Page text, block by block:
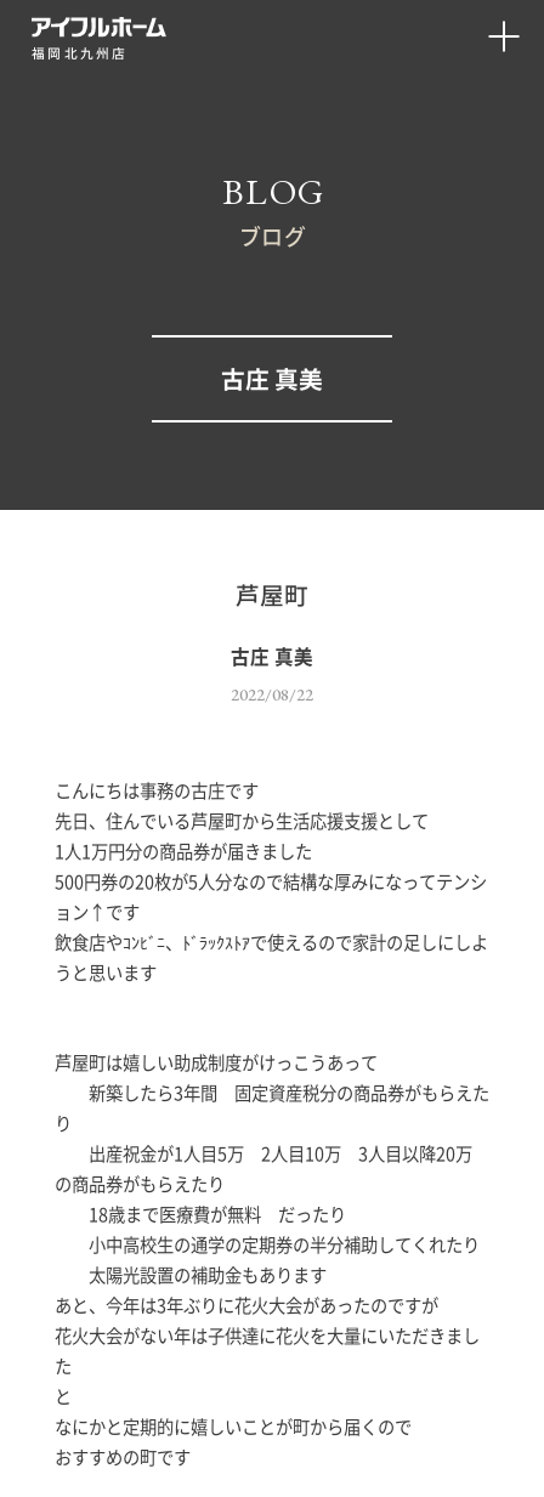
福岡北九州店
BLOG
ブログ
古庄 真美
芦屋町
古庄 真美
2022/08/22
こんにちは事務の古庄です
先日、住んでいる芦屋町から生活応援支援として
1人1万円分の商品券が届きました
500円券の20枚が5人分なので結構な厚みになってテンシ
ョン↑です
飲食店やｺﾝﾋﾞﾆ、ﾄﾞﾗｯｸｽﾄｱで使えるので家計の足しにしよ
うと思います
芦屋町は嬉しい助成制度がけっこうあって
新築したら3年間 固定資産税分の商品券がもらえた
り
出産祝金が1人目5万 2人目10万 3人目以降20万
の商品券がもらえたり
18歳まで医療費が無料 だったり
小中高校生の通学の定期券の半分補助してくれたり
太陽光設置の補助金もあります
あと、今年は3年ぶりに花火大会があったのですが
花火大会がない年は子供達に花火を大量にいただきまし
た
と
なにかと定期的に嬉しいことが町から届くので
おすすめの町です